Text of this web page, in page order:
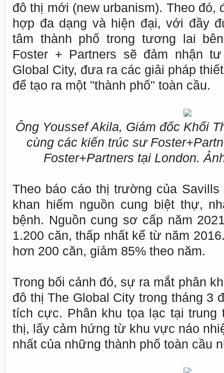
đô thị mới (new urbanism). Theo đó,
hợp đa dạng và hiện đại, với đầy
tâm thành phố trong tương lai
Foster + Partners sẽ đảm nhận
Global City, đưa ra các giải pháp
để tạo ra một "thành phố" toàn cầu.
Ông Youssef Akila, Giám đốc Khối
cùng các kiến trúc sư
Foster+Partners tại London.
Theo báo cáo thị trường của
khan hiếm nguồn cung biệt thự,
bệnh. Nguồn cung sơ cấp năm
1.200 căn, thấp nhất kể từ năm
hơn 200 căn, giảm 85% theo năm.
Trong bối cảnh đó, sự ra mắt phân
đô thị The Global City trong tháng 3
tích cực. Phân khu tọa lạc tại trung
thị, lấy cảm hứng từ khu vực náo
nhất của những thành phố toàn cầu